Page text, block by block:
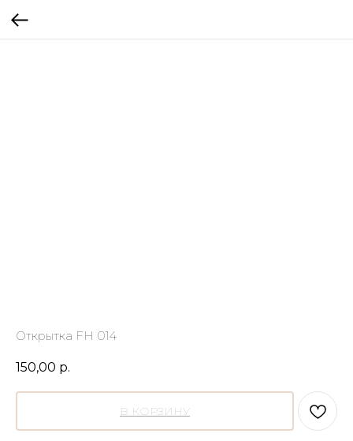
Открытка FH 014
150,00 р.
В КОРЗИНУ